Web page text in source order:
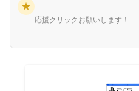
★
応援クリックお願いします！